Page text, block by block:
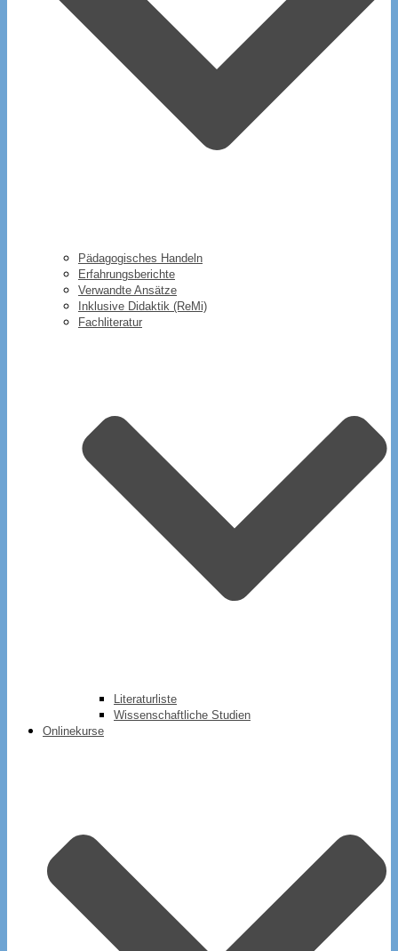
Pädagogisches Handeln
Erfahrungsberichte
Verwandte Ansätze
Inklusive Didaktik (ReMi)
Fachliteratur
Literaturliste
Wissenschaftliche Studien
Onlinekurse